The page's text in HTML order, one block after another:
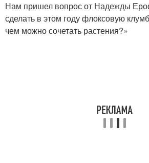
Нам пришел вопрос от Надежды
сделать в этом году флоксовую
чем можно сочетать растения?»